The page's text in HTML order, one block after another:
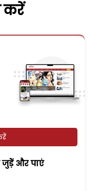
करें
जुड़ेें और पाएं